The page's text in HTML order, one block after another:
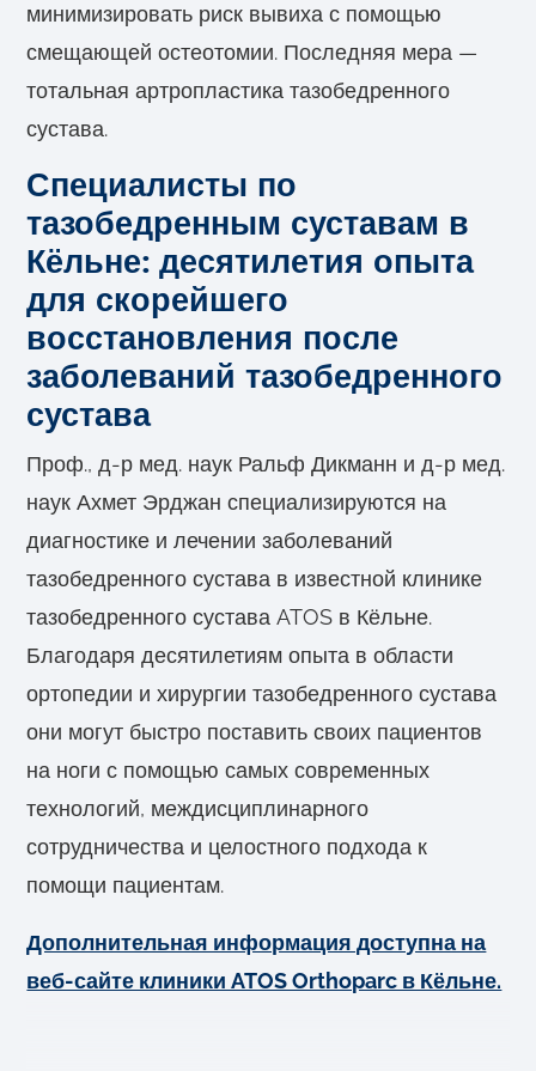
минимизировать риск вывиха с помощью
смещающей остеотомии. Последняя мера —
тотальная артропластика тазобедренного
сустава.
Специалисты по
тазобедренным суставам в
Кёльне: десятилетия опыта
для скорейшего
восстановления после
заболеваний тазобедренного
сустава
Проф., д-р мед. наук Ральф Дикманн и д-р мед.
наук Ахмет Эрджан специализируются на
диагностике и лечении заболеваний
тазобедренного сустава в известной клинике
тазобедренного сустава ATOS в Кёльне.
Благодаря десятилетиям опыта в области
ортопедии и хирургии тазобедренного сустава
они могут быстро поставить своих пациентов
на ноги с помощью самых современных
технологий, междисциплинарного
сотрудничества и целостного подхода к
помощи пациентам.
Дополнительная информация доступна на
веб-сайте клиники ATOS Orthoparc в Кёльне.